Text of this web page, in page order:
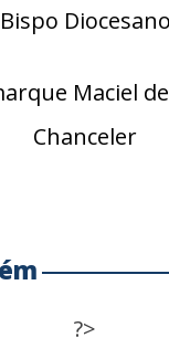
Bispo Diocesano
Maciel
Chanceler
?>